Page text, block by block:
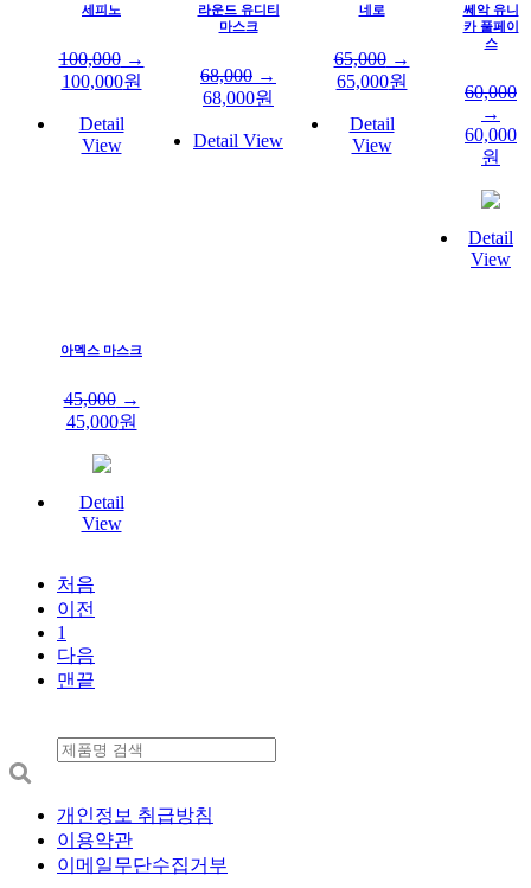
세피노
100,000→
100,000원
Detail
View
라운드 유디티
마스크
68,000 →
68,000원
Detail View
네로
65,000→
65,000원
Detail
View
쎄악 유니
카 풀페이
스
60,000
→
60,000
원
Detail
View
아멕스 마스크
45,000→
45,000원
Detail
View
처음
이전
1
다음
맨끝
개인정보 취급방침
이용약관
이메일무단수집거부